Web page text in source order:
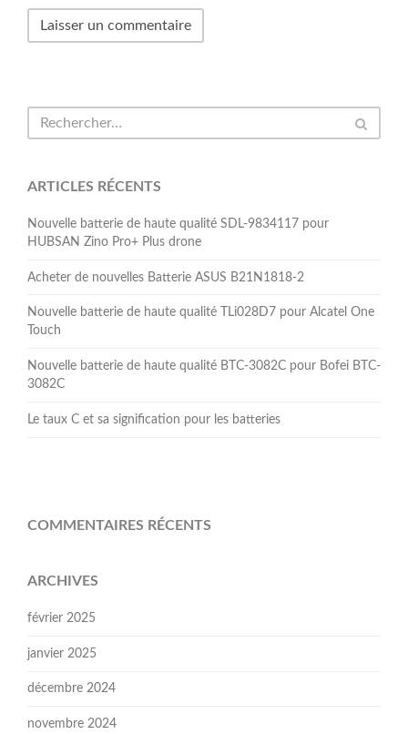
ARTICLES RÉCENTS
Nouvelle batterie de haute qualité SDL-9834117 pour
HUBSAN Zino Pro+ Plus drone
Acheter de nouvelles Batterie ASUS B21N1818-2
Nouvelle batterie de haute qualité TLi028D7 pour Alcatel One
Touch
Nouvelle batterie de haute qualité BTC-3082C pour Bofei BTC-
3082C
Le taux C et sa signification pour les batteries
COMMENTAIRES RÉCENTS
ARCHIVES
février 2025
janvier 2025
décembre 2024
novembre 2024